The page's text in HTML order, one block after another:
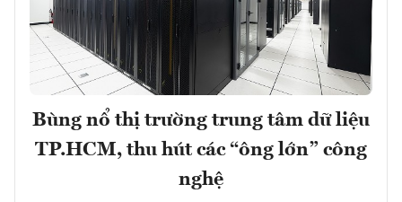
Bùng nổ thị trường trung tâm dữ liệu
TP.HCM, thu hút các “ông lớn” công
nghệ